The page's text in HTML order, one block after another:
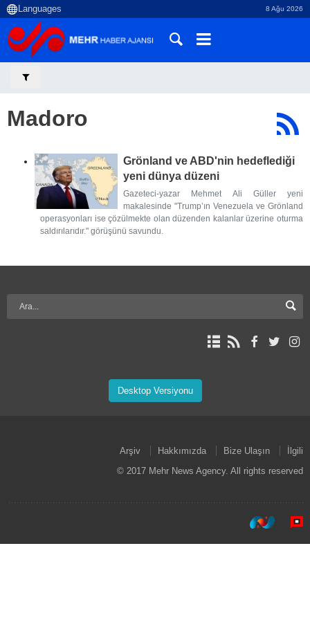
8 Ağu 2026
Madoro
Grönland ve ABD'nin hedeflediği
yeni dünya düzeni
Gazeteci-yazar Mehmet Ali Güller yeni
makalesinde "Trump’ın Venezuela ve Grönland
operasyonları ise çözülmekte olan düzenden kalanlar üzerine oturma
saldırılarıdır." görüşünü savundu.
Desktop Versiyonu
Arşiv Hakkımızda Bize Ulaşın
İlgili
© 2017 Mehr News Agency. All rights reserved